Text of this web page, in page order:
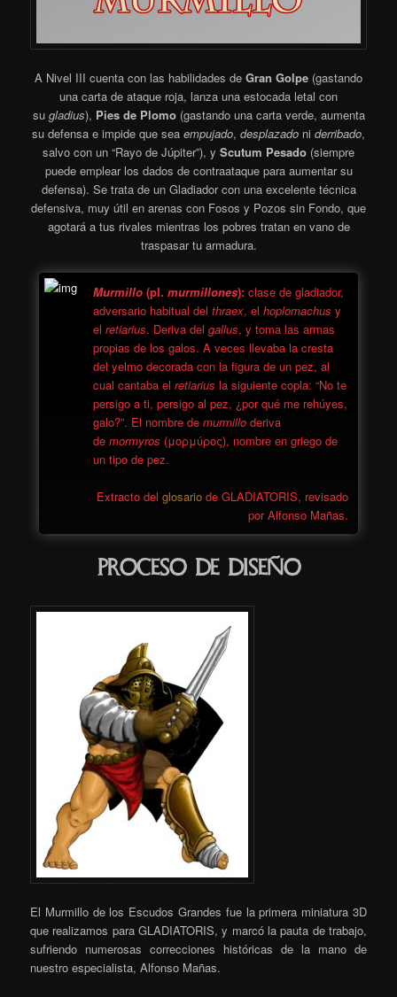
A Nivel III cuenta con las habilidades de Gran Golpe (gastando
una carta de ataque roja, lanza una estocada letal con
su gladius), Pies de Plomo (gastando una carta verde, aumenta
su defensa e impide que sea empujado, desplazado ni derribado,
salvo con un “Rayo de Júpiter”), y Scutum Pesado (siempre
puede emplear los dados de contraataque para aumentar su
defensa). Se trata de un Gladiador con una excelente técnica
defensiva, muy útil en arenas con Fosos y Pozos sin Fondo, que
agotará a tus rivales mientras los pobres tratan en vano de
traspasar tu armadura.
Murmillo (pl.murmillones): clase de gladiador,
adversario habitual delthraex, elhoplomachus y
elretiarius. Deriva delgallus, y toma las armas
propias de los galos. A veces llevaba la cresta
del yelmo decorada con la figura de un pez, al
cual cantaba elretiarius la siguiente copla: “No te
persigo a ti, persigo al pez, ¿por qué me rehúyes,
galo?”. El nombre demurmillo deriva
demormyros (μορμύρος), nombre en griego de
un tipo de pez.
Extracto del glosariode GLADIATORIS, revisado
por Alfonso Mañas.
Proceso de Diseño
El Murmillo de los Escudos Grandes fue la primera miniatura 3D
que realizamos para GLADIATORIS, y marcó la pauta de trabajo,
sufriendo numerosas correcciones históricas de la mano de
nuestro especialista, Alfonso Mañas.